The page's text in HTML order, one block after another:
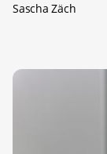
Sascha Zäch